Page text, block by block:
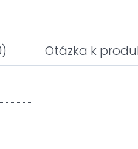
Otázka k